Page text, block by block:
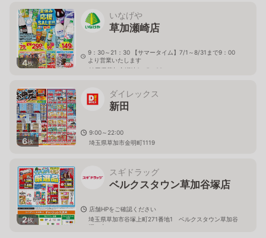
4枚
いなげや
草加瀬崎店
9：30～21：30 【サマータイム】7/1～8/31まで9：00
より営業いたします
埼玉県草加市瀬崎2－5－22
6枚
ダイレックス
新田
9:00～22:00
埼玉県草加市金明町1119
2枚
スギドラッグ
ベルクスタウン草加谷塚店
店舗HPをご確認ください
埼玉県草加市谷塚上町271番地1 ベルクスタウン草加谷
塚 内